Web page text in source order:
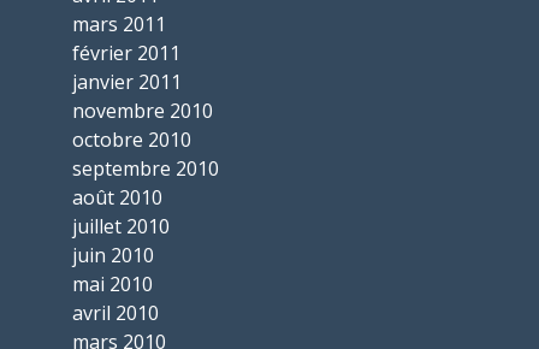
mars 2011
février 2011
janvier 2011
novembre 2010
octobre 2010
septembre 2010
août 2010
juillet 2010
juin 2010
mai 2010
avril 2010
mars 2010